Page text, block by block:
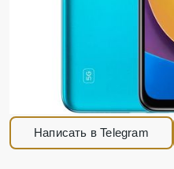
Написать в Telegram